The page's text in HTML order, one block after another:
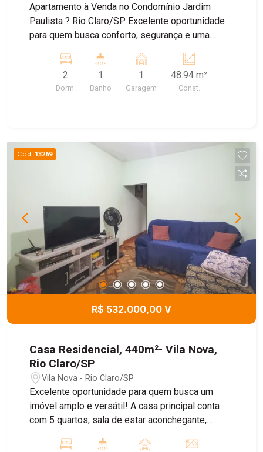
Apartamento à Venda no Condomínio Jardim
Paulista ? Rio Claro/SP Excelente oportunidade
para quem busca conforto, segurança e uma
ambientes bem distribuídos, proporcionando
praticidade e qualidade de vida para toda a
família. Com um layout funcional e excelente
2
Dorm.
1
Banho
1
Garagem
48.94 m²
Const.
Cód. 13269
R$ 532.000,00 V
Casa Residencial, 440m²- Vila Nova,
Rio Claro/SP
Vila Nova - Rio Claro/SP
Excelente oportunidade para quem busca um
imóvel amplo e versátil! A casa principal conta
com 5 quartos, sala de estar aconchegante,
oferecendo conforto para toda a família. Nos